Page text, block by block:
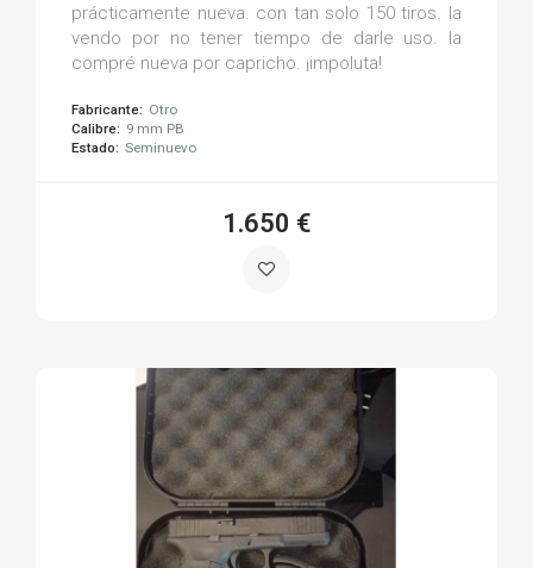
prácticamente nueva. con tan solo 150 tiros. la
vendo por no tener tiempo de darle uso. la
compré nueva por capricho. ¡impoluta!
Fabricante: Otro
Calibre: 9 mm PB
Estado: Seminuevo
1.650 €